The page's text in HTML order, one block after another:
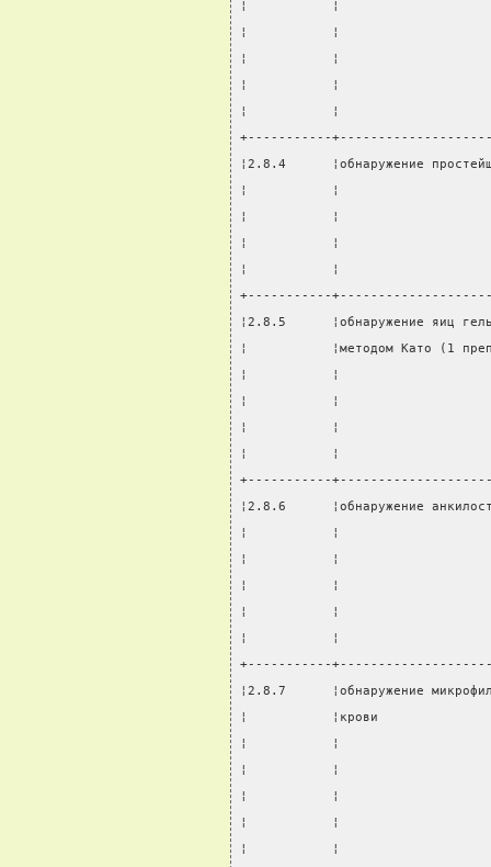
¦           ¦
¦           ¦
¦           ¦
¦           ¦
¦           ¦
+-----------
¦2.8.4      ¦обнаружение
¦           ¦
¦           ¦
¦           ¦
¦           ¦
+-----------
¦2.8.5      ¦обнаружение яиц
¦           ¦методом Като (1
¦           ¦
¦           ¦
¦           ¦
¦           ¦
+-----------
¦2.8.6      ¦обнаружение
¦           ¦
¦           ¦
¦           ¦
¦           ¦
¦           ¦
+-----------
¦2.8.7      ¦обнаружение
¦           ¦крови
¦           ¦
¦           ¦
¦           ¦
¦           ¦
¦           ¦